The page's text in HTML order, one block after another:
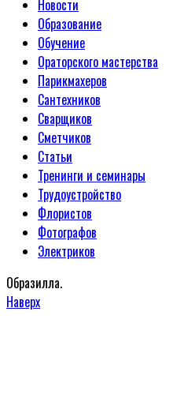
Новости
Образование
Обучение
Ораторского мастерства
Парикмахеров
Сантехников
Сварщиков
Сметчиков
Статьи
Тренинги и семинары
Трудоустройство
Флористов
Фотографов
Электриков
Образилла.
Наверх